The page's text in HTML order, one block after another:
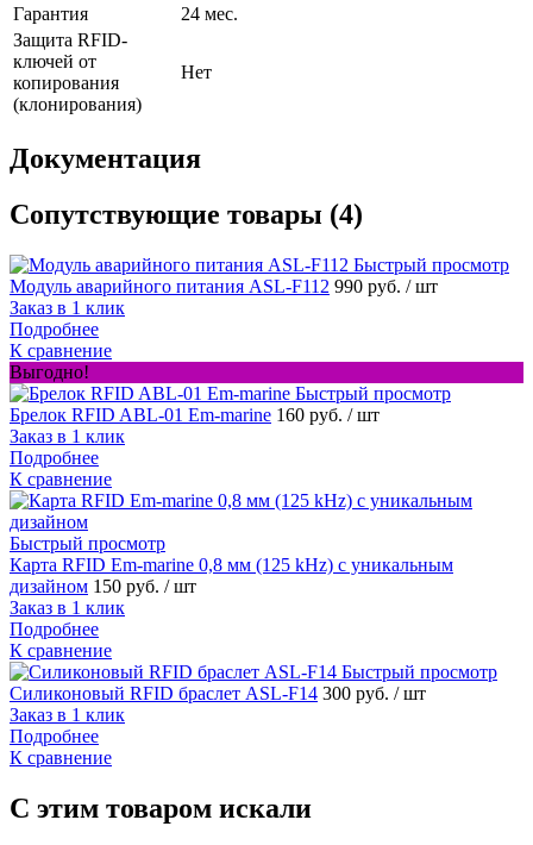
Гарантия
24 мес.
Защита RFID-
ключей от
копирования
(клонирования)
Нет
Документация
Сопутствующие товары (4)
Быстрый просмотр
Модуль аварийного питания ASL-F112 990 руб. / шт
Заказ в 1 клик
Подробнее
К сравнение
Выгодно!
Быстрый просмотр
Брелок RFID ABL-01 Em-marine 160 руб. / шт
Заказ в 1 клик
Подробнее
К сравнение
Быстрый просмотр
Карта RFID Em-marine 0,8 мм (125 kHz) с уникальным
дизайном 150 руб. / шт
Заказ в 1 клик
Подробнее
К сравнение
Быстрый просмотр
Силиконовый RFID браслет ASL-F14 300 руб. / шт
Заказ в 1 клик
Подробнее
К сравнение
C этим товаром искали